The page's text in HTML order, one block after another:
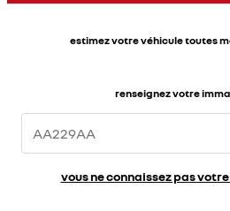
estimez votre véhicule toutes
renseignez votre
vous ne connaissez pas